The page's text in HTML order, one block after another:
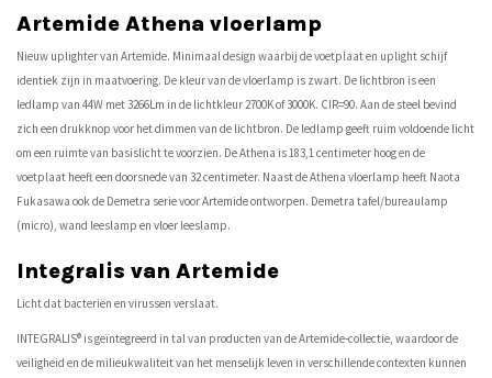
Artemide Athena vloerlamp
Nieuw uplighter van Artemide. Minimaal design waarbij de voetplaat en uplight schijf
identiek zijn in maatvoering. De kleur van de vloerlamp is zwart. De lichtbron is een
ledlamp van 44W met 3266Lm in de lichtkleur 2700K of 3000K. CIR=90. Aan de steel bevind
zich een drukknop voor het dimmen van de lichtbron. De ledlamp geeft ruim voldoende licht
om een ruimte van basislicht te voorzien. De Athena is 183,1 centimeter hoog en de
voetplaat heeft een doorsnede van 32 centimeter. Naast de Athena vloerlamp heeft Naota
Fukasawa ook de Demetra serie voor Artemide ontworpen. Demetra tafel/bureaulamp
(micro), wand leeslamp en vloer leeslamp.
Integralis van Artemide
Licht dat bacteriën en virussen verslaat.
INTEGRALIS® is geïntegreerd in tal van producten van de Artemide-collectie, waardoor de
veiligheid en de milieukwaliteit van het menselijk leven in verschillende contexten kunnen